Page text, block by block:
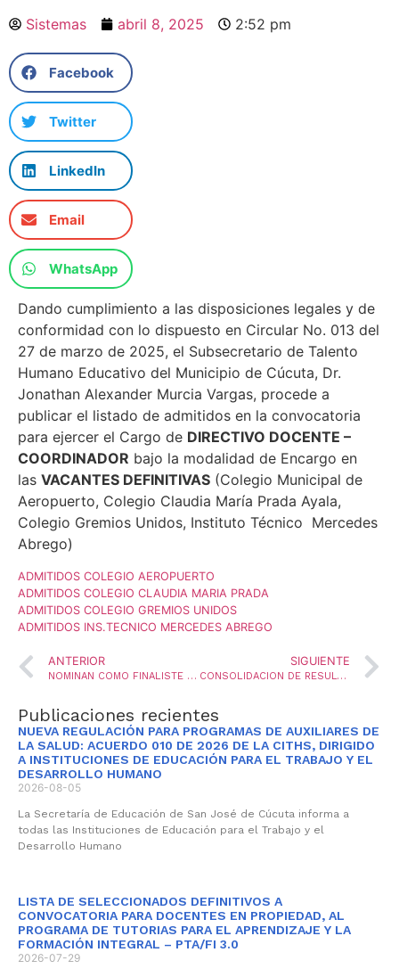
Sistemas abril 8, 2025 2:52 pm
Facebook
Twitter
LinkedIn
Email
WhatsApp
Dando cumplimiento a las disposiciones legales y de
conformidad con lo dispuesto en Circular No. 013 del
27 de marzo de 2025, el Subsecretario de Talento
Humano Educativo del Municipio de Cúcuta, Dr.
Jonathan Alexander Murcia Vargas, procede a
publicar el listado de admitidos en la convocatoria
para ejercer el Cargo de DIRECTIVO DOCENTE –
COORDINADOR bajo la modalidad de Encargo en
las VACANTES DEFINITIVAS (Colegio Municipal de
Aeropuerto, Colegio Claudia María Prada Ayala,
Colegio Gremios Unidos, Instituto Técnico Mercedes
Abrego)
ADMITIDOS COLEGIO AEROPUERTO
ADMITIDOS COLEGIO CLAUDIA MARIA PRADA
ADMITIDOS COLEGIO GREMIOS UNIDOS
ADMITIDOS INS.TECNICO MERCEDES ABREGO
ANTERIOR
NOMINAN COMO FINALISTE DEL PREMIO “CAMBRIDGE DEDICATED TEACHER AWARDS 2025” AL PROFESOR EDUARDO ESTEBAN PÉREZ
SIGUIENTE
CONSOLIDACION DE RESULTADOS CONVOCATORIA PARA LA PROVISIÓN DE UNA VACANTE DEFINITIVA DEL CARGO DIRECTIVO DOCENTE- RECTOR, MEDIANTE LA MODALIDAD DE ENCARGO Y CONFORMACION DEL BANCO DE ELEGIBLES PARA LA VIGENCIA 2025
Publicaciones recientes
NUEVA REGULACIÓN PARA PROGRAMAS DE AUXILIARES DE
LA SALUD: ACUERDO 010 DE 2026 DE LA CITHS, DIRIGIDO
A INSTITUCIONES DE EDUCACIÓN PARA EL TRABAJO Y EL
DESARROLLO HUMANO
2026-08-05
La Secretaría de Educación de San José de Cúcuta informa a
todas las Instituciones de Educación para el Trabajo y el
Desarrollo Humano
LISTA DE SELECCIONADOS DEFINITIVOS A
CONVOCATORIA PARA DOCENTES EN PROPIEDAD, AL
PROGRAMA DE TUTORIAS PARA EL APRENDIZAJE Y LA
FORMACIÓN INTEGRAL – PTA/FI 3.0
2026-07-29